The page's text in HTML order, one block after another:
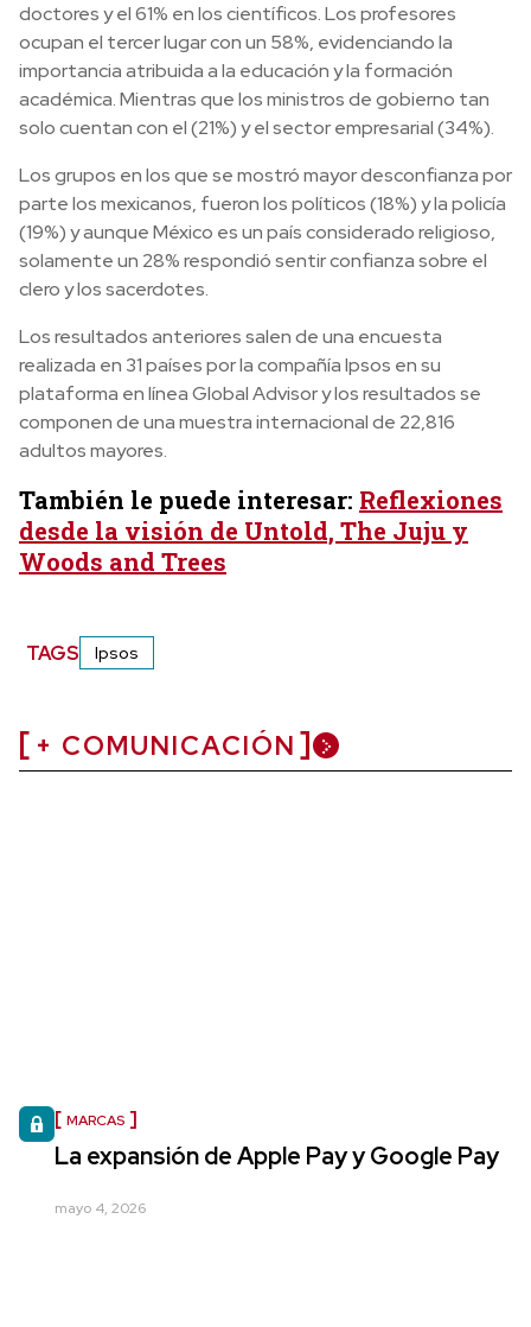
doctores y el 61% en los científicos. Los profesores
ocupan el tercer lugar con un 58%, evidenciando la
importancia atribuida a la educación y la formación
académica. Mientras que los ministros de gobierno tan
solo cuentan con el (21%) y el sector empresarial (34%).
Los grupos en los que se mostró mayor desconfianza por
parte los mexicanos, fueron los políticos (18%) y la policía
(19%) y aunque México es un país considerado religioso,
solamente un 28% respondió sentir confianza sobre el
clero y los sacerdotes.
Los resultados anteriores salen de una encuesta
realizada en 31 países por la compañía Ipsos en su
plataforma en línea Global Advisor y los resultados se
componen de una muestra internacional de 22,816
adultos mayores.
También le puede interesar: Reflexiones
desde la visión de Untold, The Juju y
Woods and Trees
TAGS Ipsos
+ COMUNICACIÓN
MARCAS
La expansión de Apple Pay y Google Pay
mayo 4, 2026